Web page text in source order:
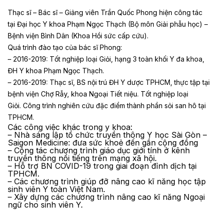
Thạc sĩ – Bác sĩ – Giảng viên Trần Quốc Phong hiện công tác
tại Đại học Y khoa Phạm Ngọc Thạch (Bộ môn Giải phẫu học) –
Bệnh viện Bình Dân (Khoa Hồi sức cấp cứu).
Quá trình đào tạo của bác sĩ Phong:
– 2016-2019: Tốt nghiệp loại Giỏi, hạng 3 toàn khối Y đa khoa,
ĐH Y khoa Phạm Ngọc Thạch.
– 2016-2019: Thạc sĩ, BS nội trú ĐH Y dược TPHCM, thực tập tại
bệnh viện Chợ Rẫy, khoa Ngoại Tiết niệu. Tốt nghiệp loại
Giỏi. Công trình nghiên cứu đặc điểm thành phần sỏi san hô tại
TPHCM.
Các công việc khác trong y khoa:
– Nhà sáng lập tổ chức truyền thông Y học Sài Gòn –
Saigon Medicine: đưa sức khoẻ đến gần cộng đồng
– Cộng tác chương trình giáo dục giới tính ở kênh
truyền thông nổi tiếng trên mạng xã hội.
– Hỗ trợ BN COVID-19 trong giai đoạn đỉnh dịch tại
TPHCM.
– Các chương trình giúp đỡ nâng cao kĩ năng học tập
sinh viên Y toàn Việt Nam.
– Xây dựng các chương trình nâng cao kĩ năng Ngoại
ngữ cho sinh viên Y.